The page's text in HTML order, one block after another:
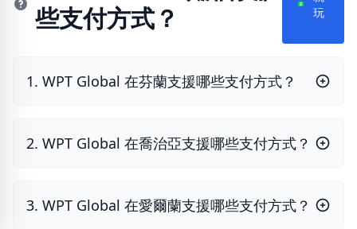
些支付方式？
就
1. WPT Global 在芬蘭支援哪些支付方式？
2. WPT Global 在喬治亞支援哪些支付方式？
3. WPT Global 在愛爾蘭支援哪些支付方式？